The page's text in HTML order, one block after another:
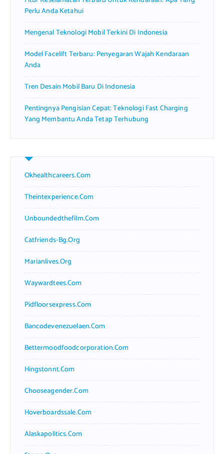
Perlu Anda Ketahui
Mengenal Teknologi Mobil Terkini Di Indonesia
Model Facelift Terbaru: Penyegaran Wajah Kendaraan
Anda
Tren Desain Mobil Baru Di Indonesia
Pentingnya Pengisian Cepat: Teknologi Fast Charging
Yang Membantu Anda Tetap Terhubung
Okhealthcareers.com
Theintexperience.com
Unboundedthefilm.com
Catfriends-Bg.org
Marianlives.org
Waywardtees.com
Pidfloorsexpress.com
Bancodevenezuelaen.com
Bettermoodfoodcorporation.com
Hingstonnt.com
Chooseagender.com
Hoverboardssale.com
Alaskapolitics.com